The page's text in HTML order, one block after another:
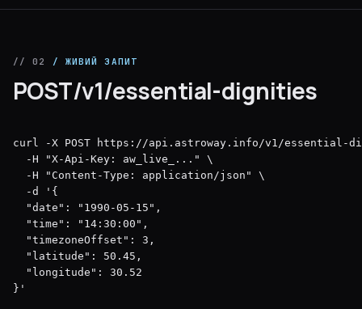
// 02 / ЖИВИЙ ЗАПИТ
POST/v1/essential-dignities
curl -X POST https://api.astroway.info/v1/essential-
  -H "X-Api-Key: aw_live_..." \
  -H "Content-Type: application/json" \
  -d '{
  "date": "1990-05-15",
  "time": "14:30:00",
  "timezoneOffset": 3,
  "latitude": 50.45,
  "longitude": 30.52
}'